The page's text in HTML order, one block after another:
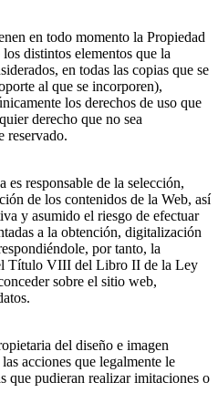
en todo momento la Propiedad
distintos elementos que la
en todas las copias que se
al que se incorporen),
los derechos de uso que
derecho que no sea
reservado.
es responsable de la selección,
de los contenidos de la Web, así
y asumido el riesgo de efectuar
a la obtención, digitalización
por tanto, la
Título VIII del Libro II de la Ley
sobre el sitio web,
del diseño e imagen
acciones que legalmente le
que pudieran realizar imitaciones o